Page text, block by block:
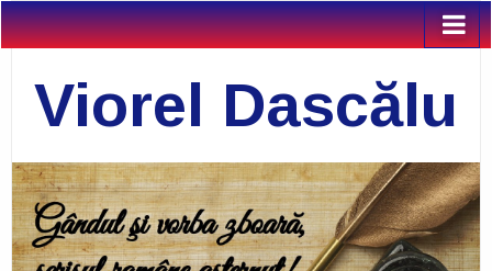
Viorel Dascălu